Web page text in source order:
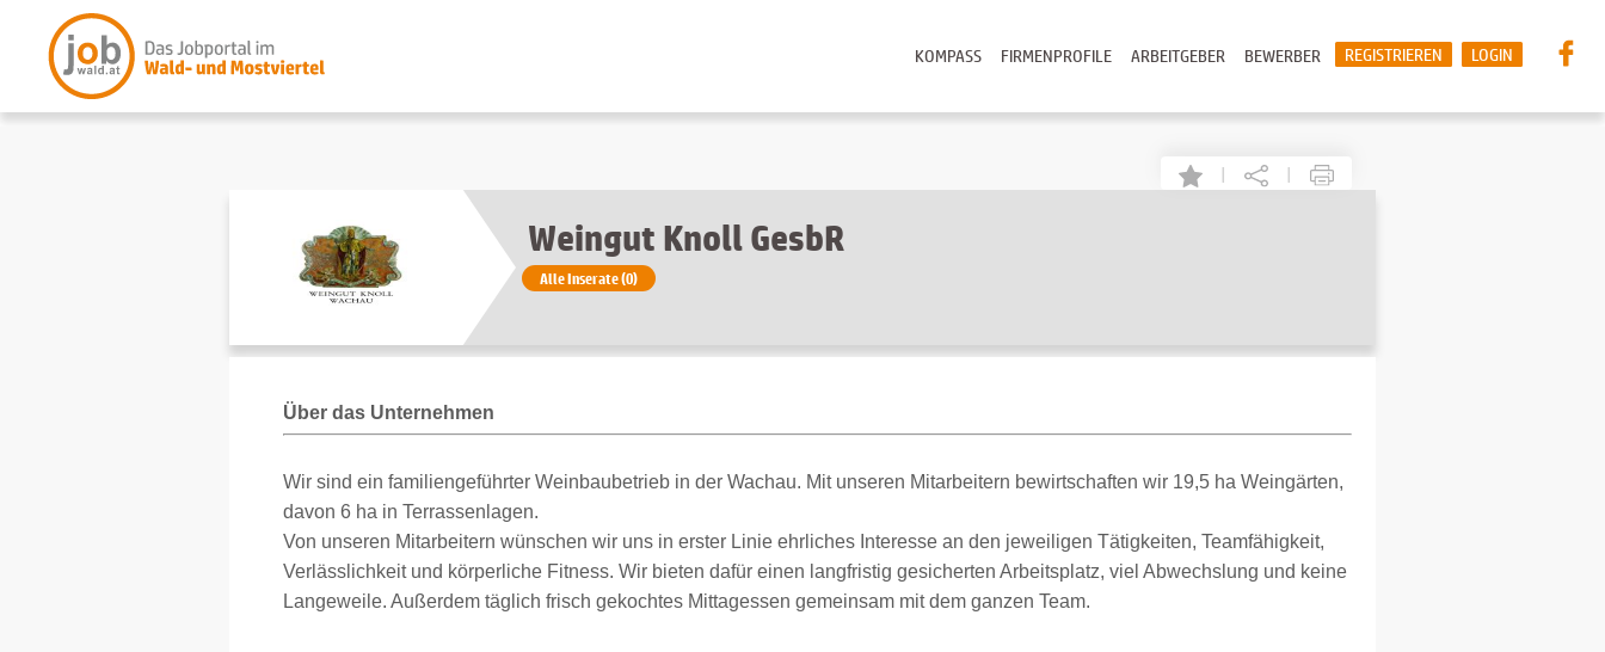
LOGIN
REGISTRIEREN
BEWERBER
ARBEITGEBER
FIRMENPROFILE
KOMPASS
| |
Weingut Knoll GesbR
Alle Inserate (0)
Über das Unternehmen
Wir sind ein familiengeführter Weinbaubetrieb in der Wachau. Mit unseren Mitarbeitern bewirtschaften wir 19,5 ha Weingärten,
davon 6 ha in Terrassenlagen.
Von unseren Mitarbeitern wünschen wir uns in erster Linie ehrliches Interesse an den jeweiligen Tätigkeiten, Teamfähigkeit,
Verlässlichkeit und körperliche Fitness. Wir bieten dafür einen langfristig gesicherten Arbeitsplatz, viel Abwechslung und keine
Langeweile. Außerdem täglich frisch gekochtes Mittagessen gemeinsam mit dem ganzen Team.